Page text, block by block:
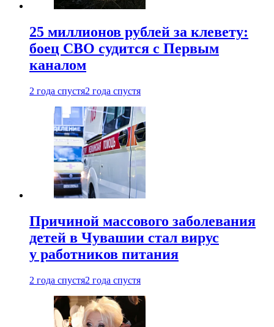
25 миллионов рублей за клевету:
боец СВО судится с Первым
каналом
2 года спустя2 года спустя
Причиной массового заболевания
детей в Чувашии стал вирус
у работников питания
2 года спустя2 года спустя